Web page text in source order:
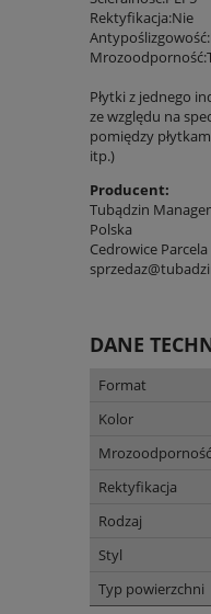
Rektyfikacja:Nie
Płytki z jednego
ze względu na
pomiędzy
itp.)
Producent:
Tubądzin
Polska
Cedrowice
DANE
Format
Kolor
Mrozoodporność
Rektyfikacja
Rodzaj
Styl
Typ powierzchni